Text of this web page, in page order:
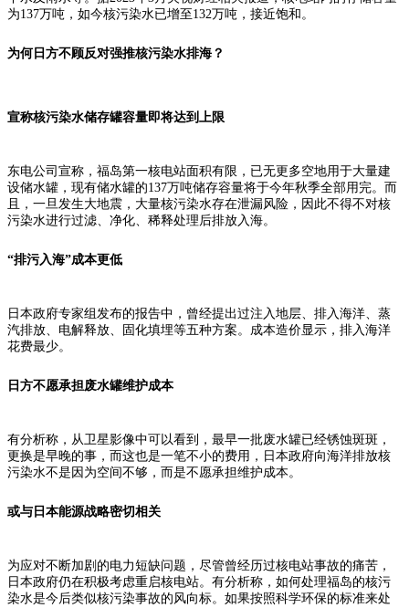
为137万吨，如今核污染水已增至132万吨，接近饱和。
为何日方不顾反对强推核污染水排海？
宣称核污染水储存罐容量即将达到上限
东电公司宣称，福岛第一核电站面积有限，已无更多空地用于大量建
设储水罐，现有储水罐的137万吨储存容量将于今年秋季全部用完。而
且，一旦发生大地震，大量核污染水存在泄漏风险，因此不得不对核
污染水进行过滤、净化、稀释处理后排放入海。
“排污入海”成本更低
日本政府专家组发布的报告中，曾经提出过注入地层、排入海洋、蒸
汽排放、电解释放、固化填埋等五种方案。成本造价显示，排入海洋
花费最少。
日方不愿承担废水罐维护成本
有分析称，从卫星影像中可以看到，最早一批废水罐已经锈蚀斑斑，
更换是早晚的事，而这也是一笔不小的费用，日本政府向海洋排放核
污染水不是因为空间不够，而是不愿承担维护成本。
或与日本能源战略密切相关
为应对不断加剧的电力短缺问题，尽管曾经历过核电站事故的痛苦，
日本政府仍在积极考虑重启核电站。有分析称，如何处理福岛的核污
染水是今后类似核污染事故的风向标。如果按照科学环保的标准来处